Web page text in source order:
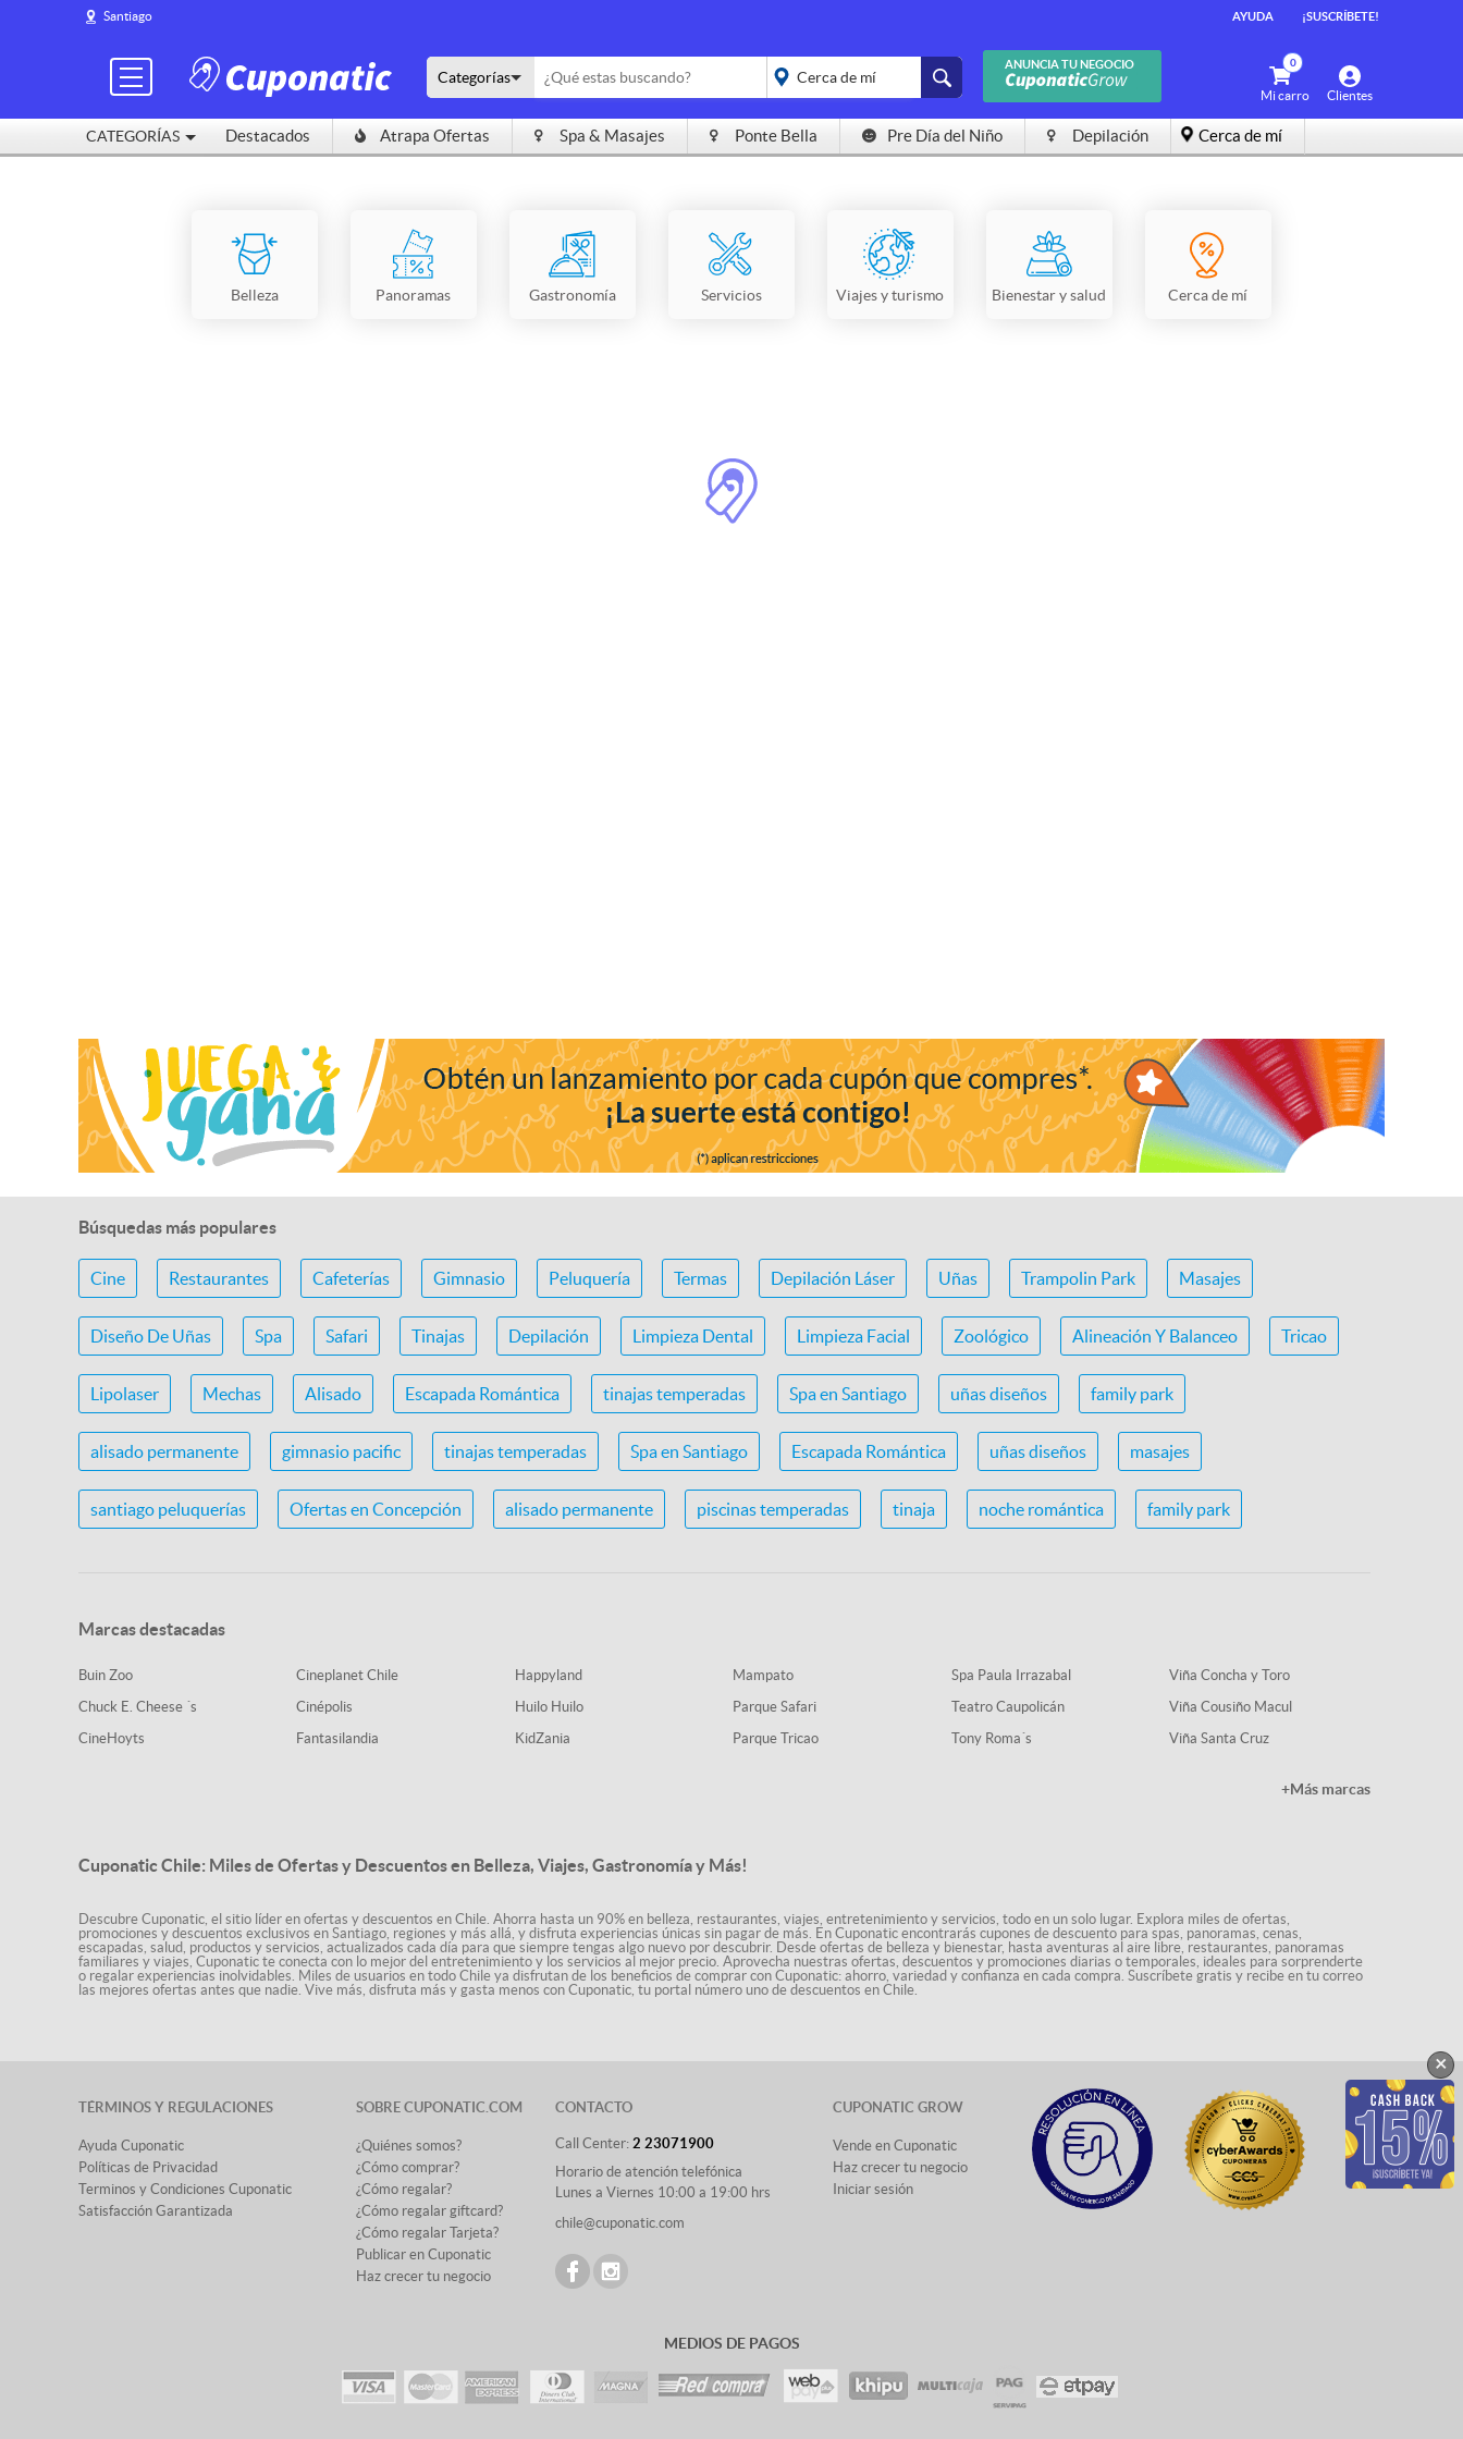
Santiago AYUDA ¡SUSCRÍBETE!
CATEGORÍAS
ANUNCIA TU NEGOCIO
Clientes
Categorías
placeholder="Todo el
0
Mi carro
Destacados Atrapa Ofertas Spa & Masajes Ponte Bella Pre Día del Niño Depilación Cerca de mí
Belleza Panoramas Gastronomía Servicios Viajes y turismo Bienestar y salud Cerca de mí
Búsquedas más populares
Cine Restaurantes Cafeterías Gimnasio Peluquería Termas Depilación Láser Uñas Trampolin Park Masajes
Diseño De Uñas Spa Safari Tinajas Depilación Limpieza Dental Limpieza Facial Zoológico Alineación Y Balanceo Tricao
Lipolaser Mechas Alisado Escapada Romántica tinajas temperadas Spa en Santiago uñas diseños family park
alisado permanente gimnasio pacific tinajas temperadas Spa en Santiago Escapada Romántica uñas diseños masajes
santiago peluquerías Ofertas en Concepción alisado permanente piscinas temperadas tinaja noche romántica family park
Marcas destacadas
Buin Zoo
Chuck E. Cheese ´s
CineHoyts
Cineplanet Chile
Cinépolis
Fantasilandia
Happyland
Huilo Huilo
KidZania
Mampato
Parque Safari
Parque Tricao
Spa Paula Irrazabal
Teatro Caupolicán
Tony Roma´s
Viña Concha y Toro
Viña Cousiño Macul
Viña Santa Cruz
+Más marcas
Cuponatic Chile: Miles de Ofertas y Descuentos en Belleza, Viajes, Gastronomía y Más!
Descubre Cuponatic, el sitio líder en ofertas y descuentos en Chile. Ahorra hasta un 90% en belleza, restaurantes, viajes, entretenimiento y servicios, todo en un solo lugar. Explora miles de ofertas,
promociones y descuentos exclusivos en Santiago, regiones y más allá, y disfruta experiencias únicas sin pagar de más. En Cuponatic encontrarás cupones de descuento para spas, panoramas, cenas,
escapadas, salud, productos y servicios, actualizados cada día para que siempre tengas algo nuevo por descubrir. Desde ofertas de belleza y bienestar, hasta aventuras al aire libre, restaurantes, panoramas
familiares y viajes, Cuponatic te conecta con lo mejor del entretenimiento y los servicios al mejor precio. Aprovecha nuestras ofertas, descuentos y promociones diarias o temporales, ideales para sorprenderte
o regalar experiencias inolvidables. Miles de usuarios en todo Chile ya disfrutan de los beneficios de comprar con Cuponatic: ahorro, variedad y confianza en cada compra. Suscríbete gratis y recibe en tu correo
las mejores ofertas antes que nadie. Vive más, disfruta más y gasta menos con Cuponatic, tu portal número uno de descuentos en Chile.
TÉRMINOS Y REGULACIONES
Ayuda Cuponatic
Políticas de Privacidad
Terminos y Condiciones Cuponatic
Satisfacción Garantizada
SOBRE CUPONATIC.COM
¿Quiénes somos?
¿Cómo comprar?
¿Cómo regalar?
¿Cómo regalar giftcard?
¿Cómo regalar Tarjeta?
Publicar en Cuponatic
Haz crecer tu negocio
CONTACTO
Call Center: 2 23071900
Horario de atención telefónica
Lunes a Viernes 10:00 a 19:00 hrs
chile@cuponatic.com
CUPONATIC GROW
Vende en Cuponatic
Haz crecer tu negocio
Iniciar sesión
MEDIOS DE PAGOS
×